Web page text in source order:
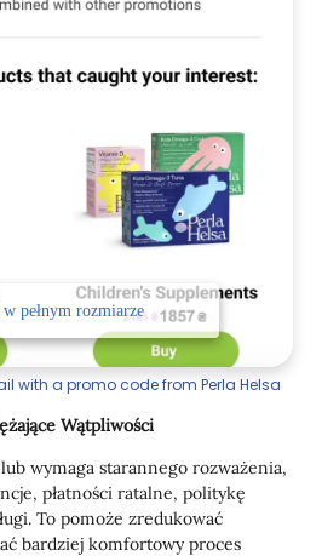
with a promo code from Perla Helsa
Wątpliwości
wymaga starannego rozważenia,
płatności ratalne, politykę
To pomoże zredukować
bardziej komfortowy proces